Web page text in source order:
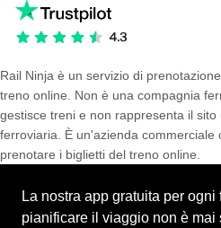
Rail Ninja è un servizio di
treno online. Non è una compagnia
gestisce treni e non rappresenta il
ferroviaria. È un'azienda commerciale
prenotare i biglietti del treno online.
La nostra app gratuita per
pianificare il viaggio non è mai